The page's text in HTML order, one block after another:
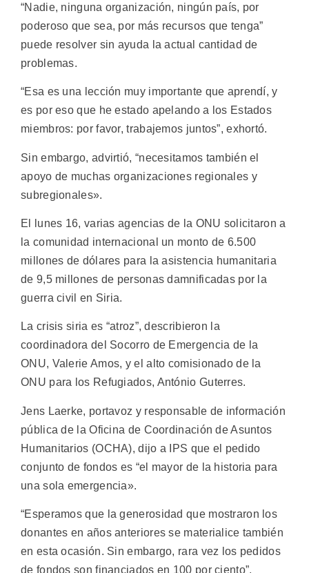
“Nadie, ninguna organización, ningún país, por
poderoso que sea, por más recursos que tenga”
puede resolver sin ayuda la actual cantidad de
problemas.
“Esa es una lección muy importante que aprendí, y
es por eso que he estado apelando a los Estados
miembros: por favor, trabajemos juntos”, exhortó.
Sin embargo, advirtió, “necesitamos también el
apoyo de muchas organizaciones regionales y
subregionales».
El lunes 16, varias agencias de la ONU solicitaron a
la comunidad internacional un monto de 6.500
millones de dólares para la asistencia humanitaria
de 9,5 millones de personas damnificadas por la
guerra civil en Siria.
La crisis siria es “atroz”, describieron la
coordinadora del Socorro de Emergencia de la
ONU, Valerie Amos, y el alto comisionado de la
ONU para los Refugiados, António Guterres.
Jens Laerke, portavoz y responsable de información
pública de la Oficina de Coordinación de Asuntos
Humanitarios (OCHA), dijo a IPS que el pedido
conjunto de fondos es “el mayor de la historia para
una sola emergencia».
“Esperamos que la generosidad que mostraron los
donantes en años anteriores se materialice también
en esta ocasión. Sin embargo, rara vez los pedidos
de fondos son financiados en 100 por ciento”,